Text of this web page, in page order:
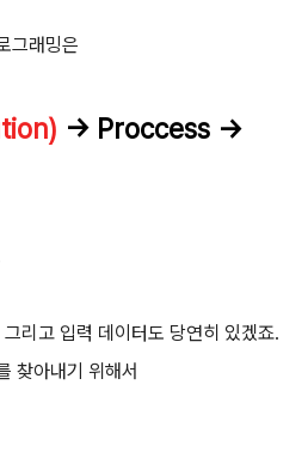
그래밍은
-> Proccess ->
리고 입력 데이터도 당연히 있겠죠.
찾아내기 위해서